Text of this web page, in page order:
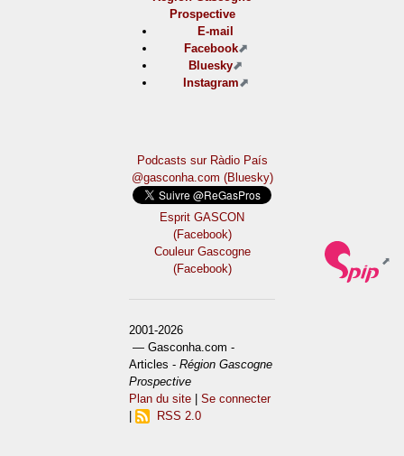
Prospective
E-mail
Facebook
Bluesky
Instagram
Podcasts sur Ràdio País
@gasconha.com (Bluesky)
Esprit GASCON
(Facebook)
Couleur Gascogne
(Facebook)
2001-2026
— Gasconha.com -
Articles -Région Gascogne
Prospective
Plan du site |Se connecter
RSS 2.0